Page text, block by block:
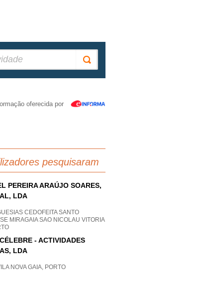
oferecida por
pesquisaram
PEREIRA ARAÚJO SOARES,
LDA
CEDOFEITA SANTO
MIRAGAIA SAO NICOLAU VITORIA
- ACTIVIDADES
LDA
NOVA GAIA, PORTO